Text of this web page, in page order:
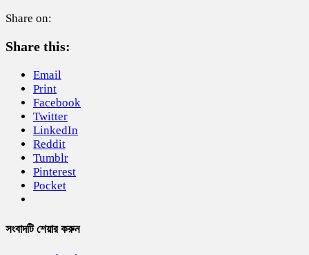
Share on:
Share this:
Email
Print
Facebook
Twitter
LinkedIn
Reddit
Tumblr
Pinterest
Pocket
সংবাদটি শেয়ার করুন